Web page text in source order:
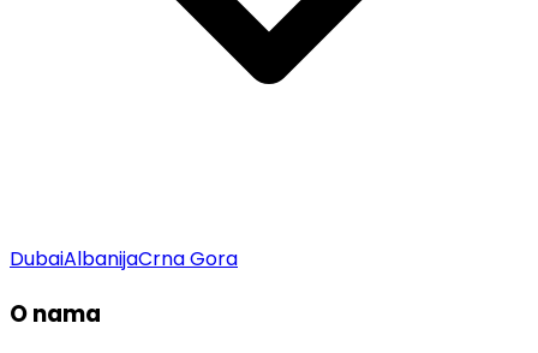
DubaiAlbanijaCrna Gora
O nama